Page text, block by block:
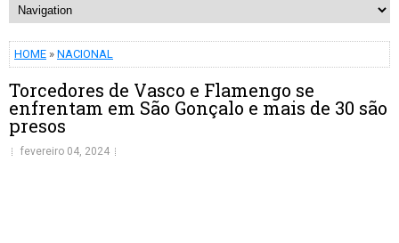
HOME » NACIONAL
Torcedores de Vasco e Flamengo se
enfrentam em São Gonçalo e mais de 30 são
presos
fevereiro 04, 2024